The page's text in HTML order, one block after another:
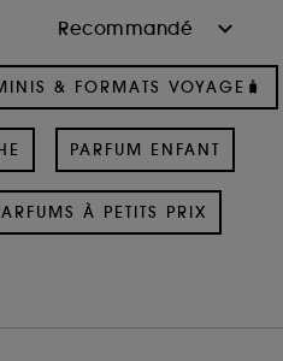
& FORMATS VOYAGE🧳
PARFUM ENFANT
À PETITS PRIX